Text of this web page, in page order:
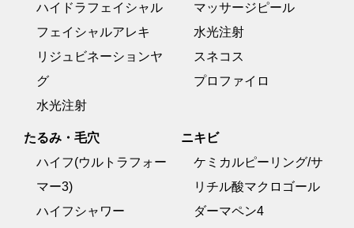
ハイドラフェイシャル
フェイシャルアレキ
リジュビネーションヤ
グ
水光注射
マッサージピール
水光注射
スネコス
プロファイロ
たるみ・毛穴
ハイフ(ウルトラフォー
マー3)
ハイフシャワー
ニキビ
ケミカルピーリング/サ
リチル酸マクロゴール
ダーマペン4